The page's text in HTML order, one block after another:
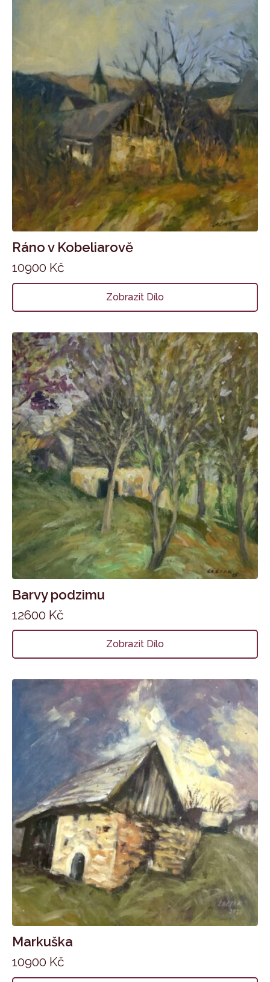
Ráno v Kobeliarově
10900 Kč
Zobrazit Dílo
Barvy podzimu
12600 Kč
Zobrazit Dílo
Markuška
10900 Kč